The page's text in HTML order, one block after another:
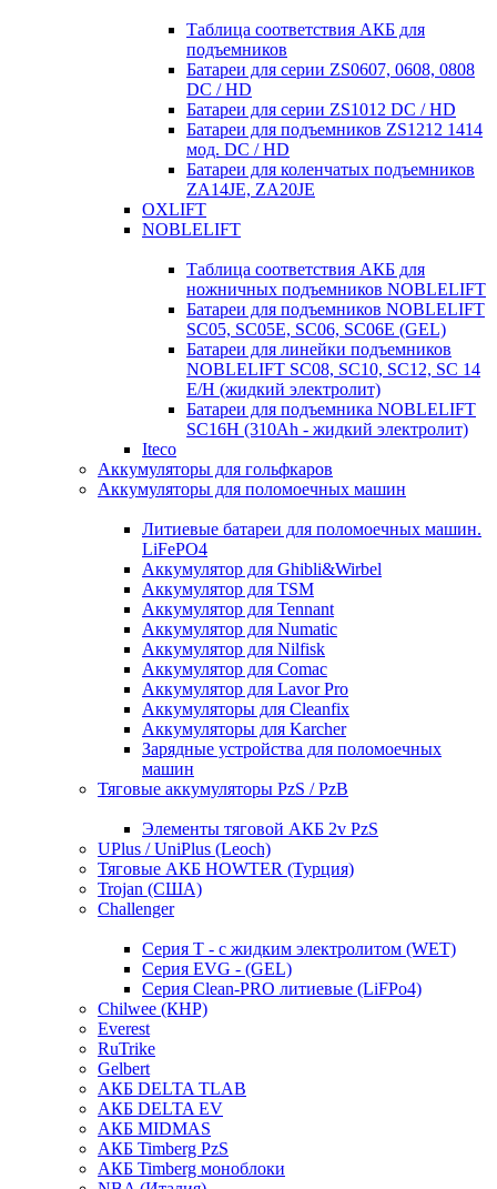
Таблица соответствия АКБ для
подъемников
Батареи для серии ZS0607, 0608, 0808
DC / HD
Батареи для серии ZS1012 DC / HD
Батареи для подъемников ZS1212 1414
мод. DC / HD
Батареи для коленчатых подъемников
ZA14JE, ZA20JE
OXLIFT
NOBLELIFT
Таблица соответствия АКБ для
ножничных подъемников NOBLELIFT
Батареи для подъемников NOBLELIFT
SC05, SC05E, SC06, SC06E (GEL)
Батареи для линейки подъемников
NOBLELIFT SC08, SC10, SC12, SC 14
E/H (жидкий электролит)
Батареи для подъемника NOBLELIFT
SC16H (310Ah - жидкий электролит)
Iteco
Аккумуляторы для гольфкаров
Аккумуляторы для поломоечных машин
Литиевые батареи для поломоечных машин.
LiFePO4
Аккумулятор для Ghibli&Wirbel
Аккумулятор для TSM
Аккумулятор для Tennant
Аккумулятор для Numatic
Аккумулятор для Nilfisk
Аккумулятор для Comac
Аккумулятор для Lavor Pro
Аккумуляторы для Cleanfix
Аккумуляторы для Karcher
Зарядные устройства для поломоечных
машин
Тяговые аккумуляторы PzS / PzB
Элементы тяговой АКБ 2v PzS
UPlus / UniPlus (Leoch)
Тяговые АКБ HOWTER (Турция)
Trojan (США)
Challenger
Серия T - с жидким электролитом (WET)
Серия EVG - (GEL)
Серия Clean-PRO литиевые (LiFPo4)
Chilwee (КНР)
Everest
RuTrike
Gelbert
АКБ DELTA TLAB
АКБ DELTA EV
АКБ MIDMAS
АКБ Timberg PzS
АКБ Timberg моноблоки